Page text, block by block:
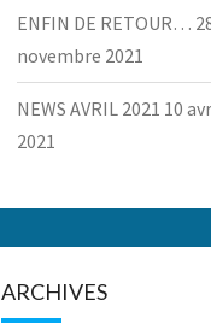
ENFIN DE RETOUR…
novembre 2021
NEWS AVRIL 2021 10
2021
ARCHIVES